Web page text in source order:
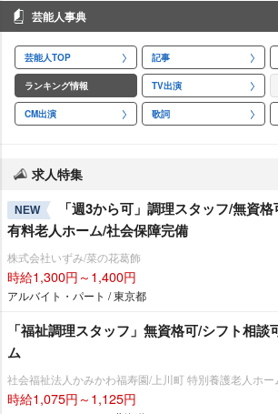
芸能人事典
芸能人TOP 記事
ランキング情報 TV出演
CM出演 歌詞
求人特集
NEW
「週3から可」調理スタッフ/無資
有料老人ホーム/社会保障完備
株式会社いずみ/菜の花葛飾
時給1,300円～1,400円
アルバイト・パート / 東京都
「福祉調理スタッフ」無資格可/シフト相
ム
社会福祉法人かみかわ福寿園/上川町 特別養護老人ホー
時給1,075円～1,125円